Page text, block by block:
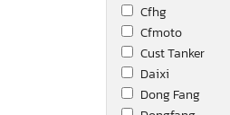
Cfhg
Cfmoto
Cust Tanker
Daixi
Dong Fang